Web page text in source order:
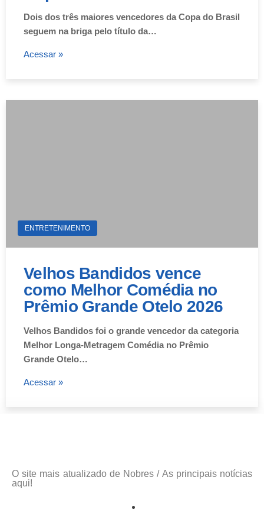
Dois dos três maiores vencedores da Copa do Brasil
seguem na briga pelo título da…
Acessar »
ENTRETENIMENTO
Velhos Bandidos vence
como Melhor Comédia no
Prêmio Grande Otelo 2026
Velhos Bandidos foi o grande vencedor da categoria
Melhor Longa-Metragem Comédia no Prêmio
Grande Otelo…
Acessar »
O site mais atualizado de Nobres / As principais notícias
aqui!